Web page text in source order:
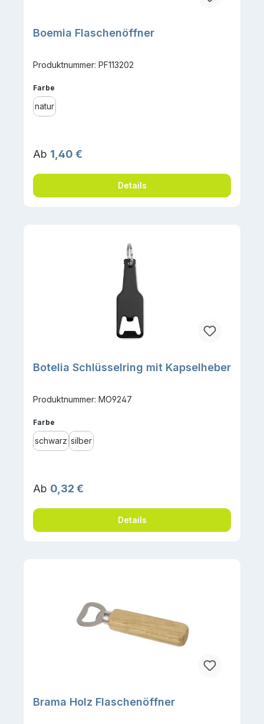
Boemia Flaschenöffner
Produktnummer: PF113202
Farbe
natur
Regulärer Preis:
Ab 1,40 €
Details
Botelia Schlüsselring mit Kapselheber
Produktnummer: MO9247
Farbe
schwarz silber
Regulärer Preis:
Ab 0,32 €
Details
Brama Holz Flaschenöffner